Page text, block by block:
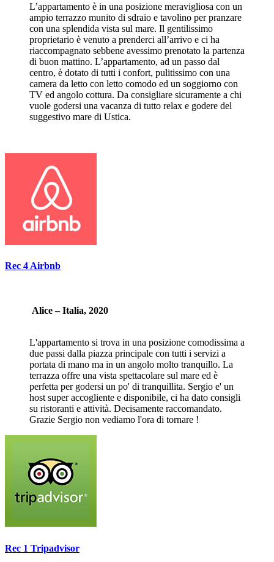
L’appartamento è in una posizione meravigliosa con un
ampio terrazzo munito di sdraio e tavolino per pranzare
con una splendida vista sul mare. Il gentilissimo
proprietario è venuto a prenderci all’arrivo e ci ha
riaccompagnato sebbene avessimo prenotato la partenza
di buon mattino. L’appartamento, ad un passo dal
centro, è dotato di tutti i confort, pulitissimo con una
camera da letto con letto comodo ed un soggiorno con
TV ed angolo cottura. Da consigliare sicuramente a chi
vuole godersi una vacanza di tutto relax e godere del
suggestivo mare di Ustica.
Rec 4 Airbnb
Alice – Italia, 2020
L'appartamento si trova in una posizione comodissima a
due passi dalla piazza principale con tutti i servizi a
portata di mano ma in un angolo molto tranquillo. La
terrazza offre una vista spettacolare sul mare ed è
perfetta per godersi un po' di tranquillita. Sergio e' un
host super accogliente e disponibile, ci ha dato consigli
su ristoranti e attività. Decisamente raccomandato.
Grazie Sergio non vediamo l'ora di tornare !
Rec 1 Tripadvisor